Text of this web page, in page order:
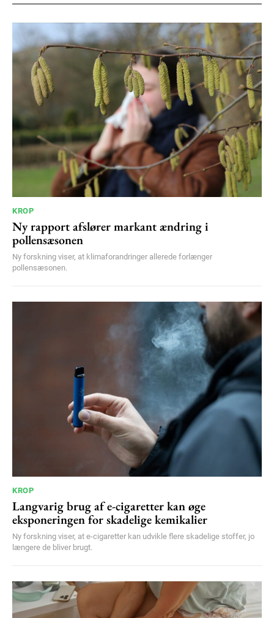
KROP
Ny rapport afslører markant ændring i
pollensæsonen
Ny forskning viser, at klimaforandringer allerede forlænger
pollensæsonen.
KROP
Langvarig brug af e-cigaretter kan øge
eksponeringen for skadelige kemikalier
Ny forskning viser, at e-cigaretter kan udvikle flere skadelige stoffer, jo
længere de bliver brugt.